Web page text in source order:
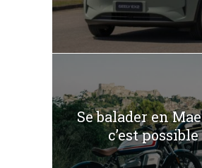
Se balader en
c’est possible